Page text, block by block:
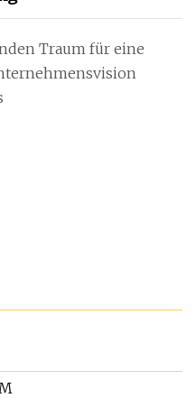
Traum für eine